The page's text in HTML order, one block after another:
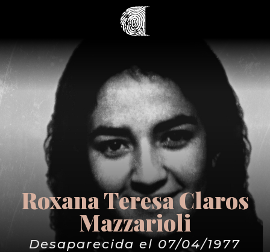
Roxana Teresa Claros
Mazzarioli
Desaparecida el 07/04/1977